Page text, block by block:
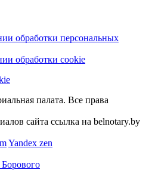
обработки персональных
обработки cookie
палата. Все права
сайта ссылка на belnotary.by
Yandex zen